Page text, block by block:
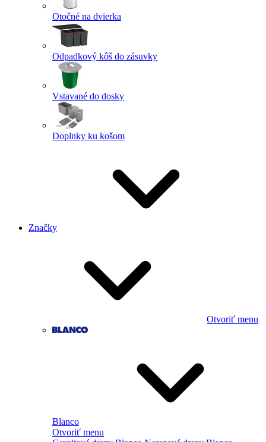
Otočné na dvierka
Odpadkový kôš do zásuvky
Vstavané do dosky
Doplnky ku košom
Značky
Otvoriť menu
Blanco
Otvoriť menu